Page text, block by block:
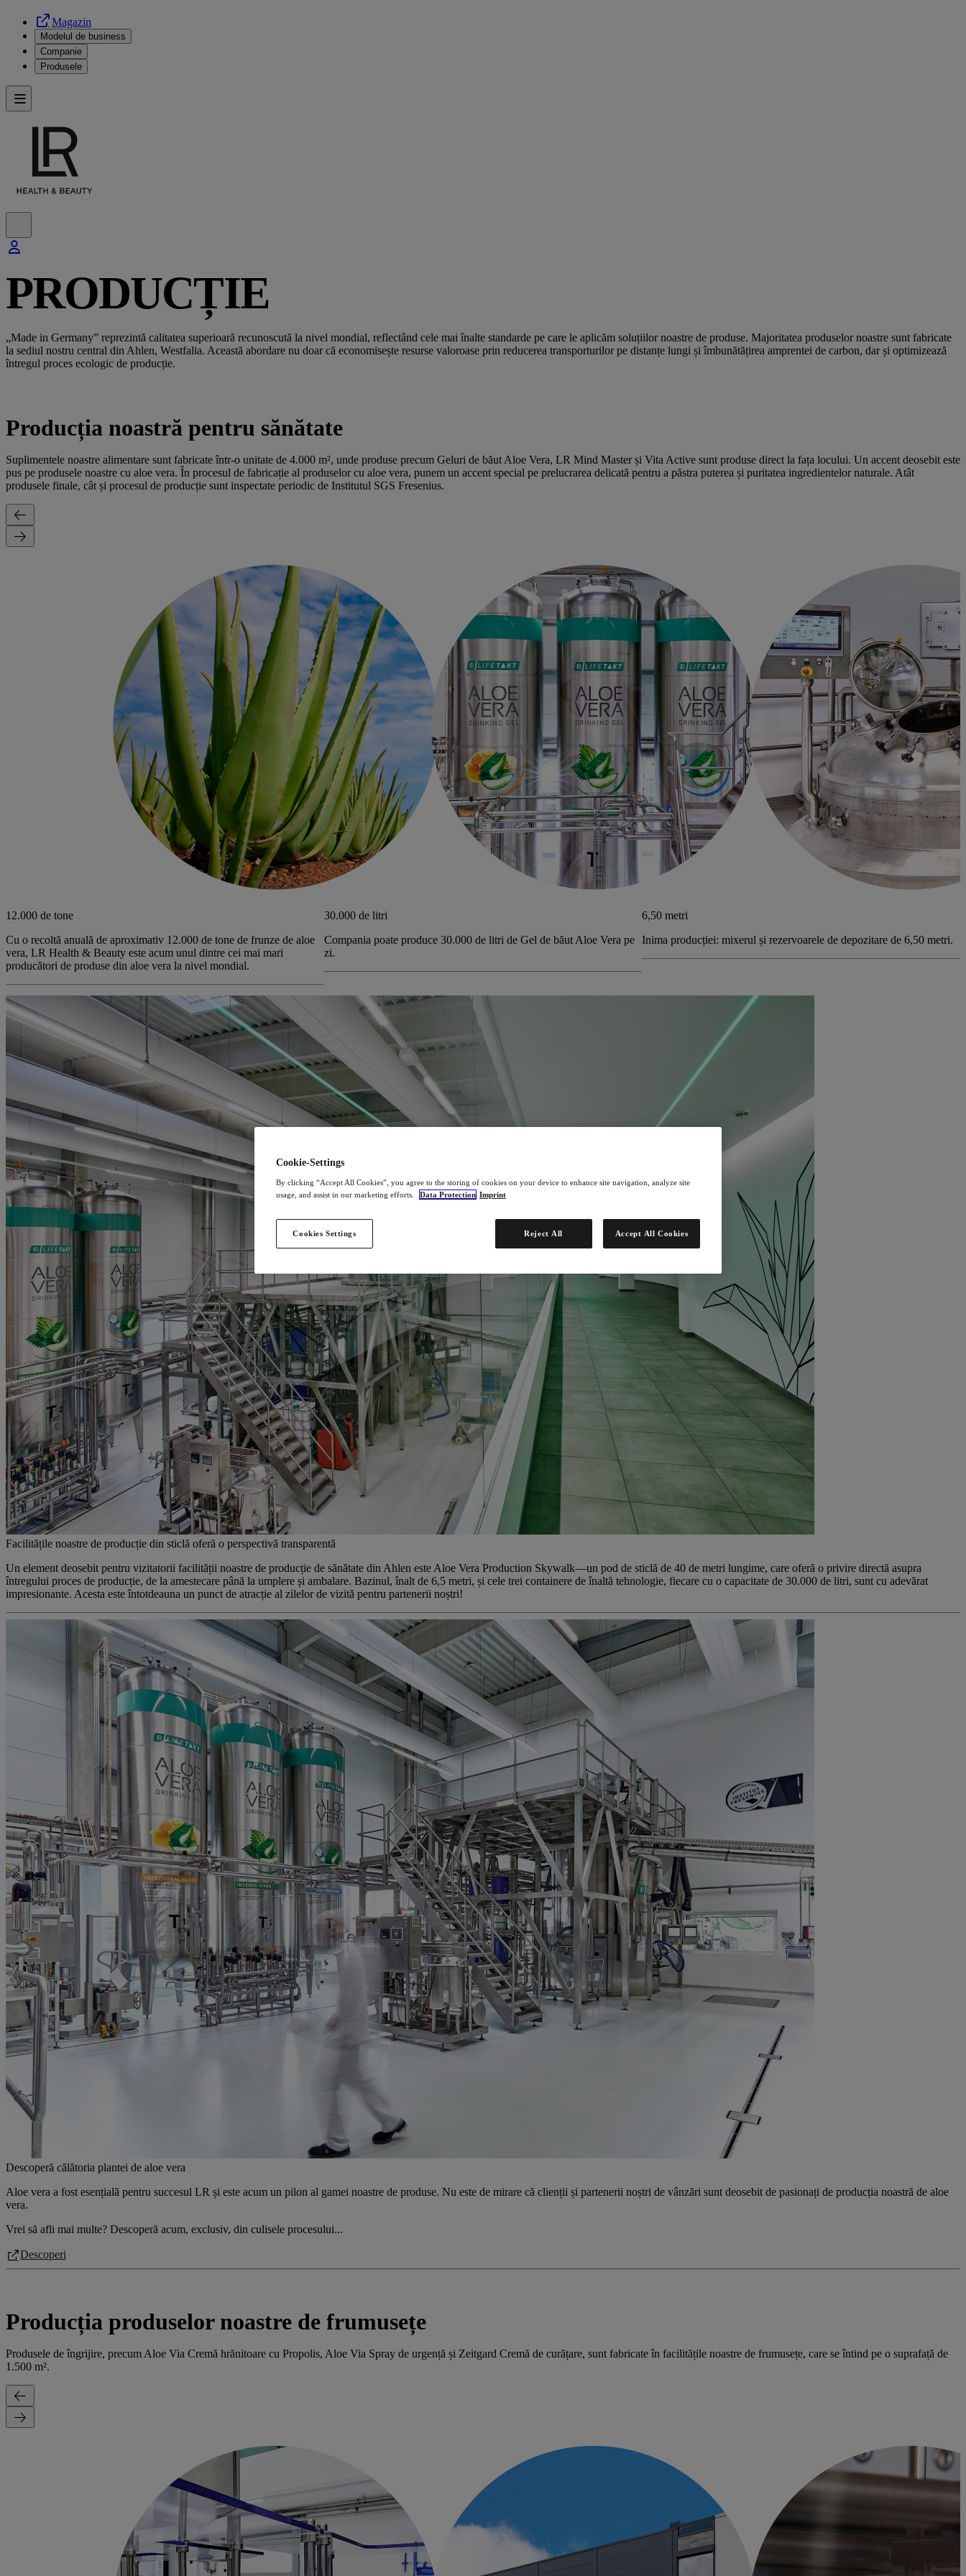
Magazin
Modelul de business
Companie
Produsele
PRODUCȚIE
„Made in Germany” reprezintă calitatea superioară recunoscută la nivel mondial, reflectând cele mai înalte standarde pe care le aplicăm soluțiilor noastre de produse. Majoritatea produselor noastre sunt fabricate
la sediul nostru central din Ahlen, Westfalia. Această abordare nu doar că economisește resurse valoroase prin reducerea transporturilor pe distanțe lungi și îmbunătățirea amprentei de carbon, dar și optimizează
întregul proces ecologic de producție.
Producția noastră pentru sănătate
Suplimentele noastre alimentare sunt fabricate într-o unitate de 4.000 m², unde produse precum Geluri de băut Aloe Vera, LR Mind Master și Vita Active sunt produse direct la fața locului. Un accent deosebit este
pus pe produsele noastre cu aloe vera. În procesul de fabricație al produselor cu aloe vera, punem un accent special pe prelucrarea delicată pentru a păstra puterea și puritatea ingredientelor naturale. Atât
produsele finale, cât și procesul de producție sunt inspectate periodic de Institutul SGS Fresenius.
12.000 de tone
Cu o recoltă anuală de aproximativ 12.000 de tone de frunze de aloe
vera, LR Health & Beauty este acum unul dintre cei mai mari
producători de produse din aloe vera la nivel mondial.
30.000 de litri
Compania poate produce 30.000 de litri de Gel de băut Aloe Vera pe
zi.
6,50 metri
Inima producției: mixerul și rezervoarele de depozitare de 6,50 metri.
Facilitățile noastre de producție din sticlă oferă o perspectivă transparentă
Un element deosebit pentru vizitatorii facilității noastre de producție de sănătate din Ahlen este Aloe Vera Production Skywalk—un pod de sticlă de 40 de metri lungime, care oferă o privire directă asupra
întregului proces de producție, de la amestecare până la umplere și ambalare. Bazinul, înalt de 6,5 metri, și cele trei containere de înaltă tehnologie, fiecare cu o capacitate de 30.000 de litri, sunt cu adevărat
impresionante. Acesta este întotdeauna un punct de atracție al zilelor de vizită pentru partenerii noștri!
Descoperă călătoria plantei de aloe vera
Aloe vera a fost esențială pentru succesul LR și este acum un pilon al gamei noastre de produse. Nu este de mirare că clienții și partenerii noștri de vânzări sunt deosebit de pasionați de producția noastră de aloe
vera.
Vrei să afli mai multe? Descoperă acum, exclusiv, din culisele procesului...
Descoperi
Producția produselor noastre de frumusețe
Produsele de îngrijire, precum Aloe Via Cremă hrănitoare cu Propolis, Aloe Via Spray de urgență și Zeitgard Cremă de curățare, sunt fabricate în facilitățile noastre de frumusețe, care se întind pe o suprafață de
1.500 m².
Cookie-Settings
By clicking “Accept All Cookies”, you agree to the storing of cookies on your device to enhance site navigation, analyze site
usage, and assist in our marketing efforts.
Data Protection Imprint
Cookies Settings Reject All Accept All Cookies